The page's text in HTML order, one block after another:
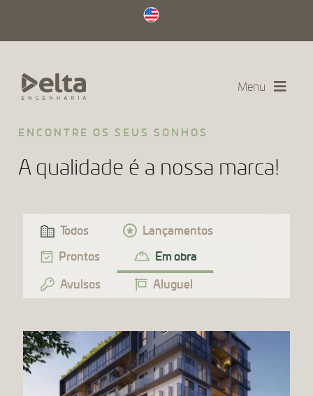
Menu
ENCONTRE OS SEUS SONHOS
A qualidade é a nossa marca!
Todos
Lançamentos
Prontos
Em obra
Avulsos
Aluguel